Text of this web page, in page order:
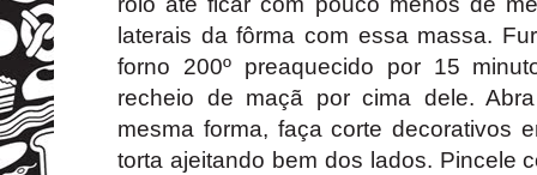
laterais da fôrma com essa massa.
forno 200º preaquecido por 15
recheio de maçã por cima dele.
mesma forma, faça corte decorativos
torta ajeitando bem dos lados. Pincele